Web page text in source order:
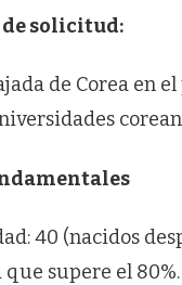
solicitud:
de Corea en
40 (nacidos
supere el 80%.